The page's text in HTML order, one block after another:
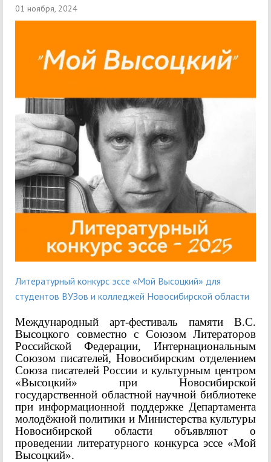
01 ноября, 2024
Литературный конкурс эссе «Мой Высоцкий» для
студентов ВУЗов и колледжей Новосибирской области
Международный арт-фестиваль памяти В.С.
Высоцкого совместно с Союзом Литераторов
Российской Федерации, Интернациональным
Союзом писателей, Новосибирским отделением
Союза писателей России и культурным центром
«Высоцкий» при Новосибирской
государственной областной научной библиотеке
при информационной поддержке Департамента
молодёжной политики и Министерства культуры
Новосибирской области объявляют о
проведении литературного конкурса эссе «Мой
Высоцкий».